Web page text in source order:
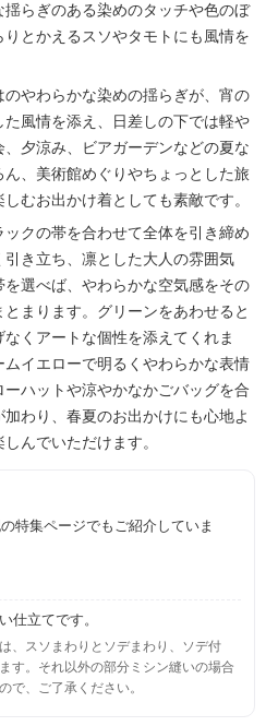
らぎのある染めのタッチや色のぼ
とかえるスソやタモトにも風情を
のやわらかな染めの揺らぎが、宵の
風情を添え、日差しの下では軽や
夕涼み、ビアガーデンなどの夏な
、美術館めぐりやちょっとした旅
むお出かけ着としても素敵です。
ックの帯を合わせて全体を引き締め
き立ち、凛とした大人の雰囲気
選べば、やわらかな空気感をその
まります。グリーンをあわせると
くアートな個性を添えてくれま
イエローで明るくやわらかな表情
ハットや涼やかなかごバッグを合
わり、春夏のお出かけにも心地よ
んでいただけます。
特集ページでもご紹介していま
仕立てです。
、スソまわりとソデまわり、ソデ付
す。それ以外の部分ミシン縫いの場合
で、ご了承ください。